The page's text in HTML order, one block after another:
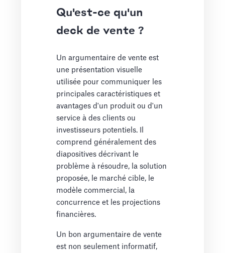
Qu'est-ce qu'un
deck de vente ?
Un argumentaire de vente est
une présentation visuelle
utilisée pour communiquer les
principales caractéristiques et
avantages d'un produit ou d'un
service à des clients ou
investisseurs potentiels. Il
comprend généralement des
diapositives décrivant le
problème à résoudre, la solution
proposée, le marché cible, le
modèle commercial, la
concurrence et les projections
financières.
Un bon argumentaire de vente
est non seulement informatif,